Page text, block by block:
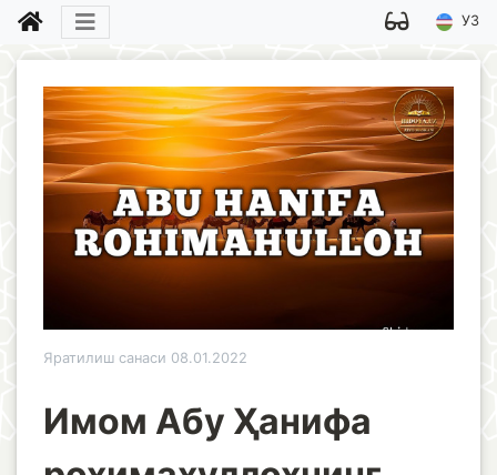
УЗ
Яратилиш санаси 08.01.2022
Имом Абу Ҳанифа